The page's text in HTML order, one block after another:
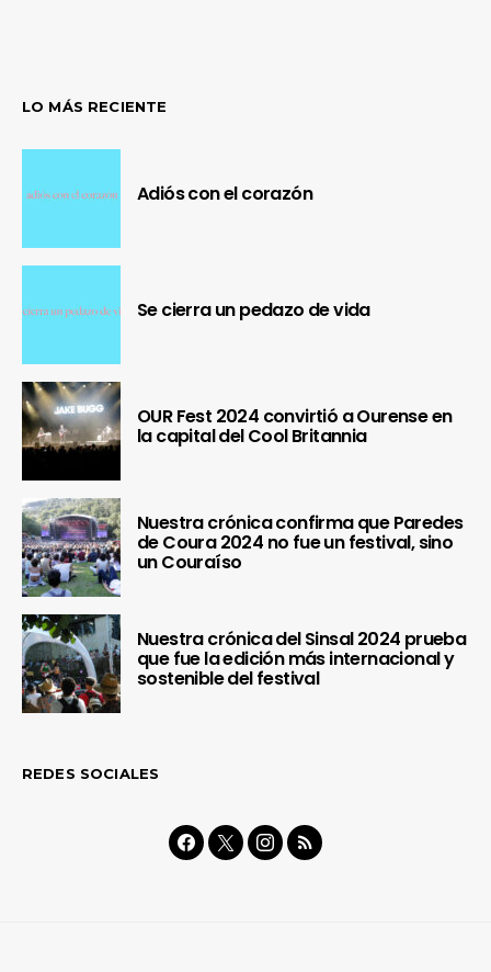
LO MÁS RECIENTE
Adiós con el corazón
Se cierra un pedazo de vida
OUR Fest 2024 convirtió a Ourense en
la capital del Cool Britannia
Nuestra crónica confirma que Paredes
de Coura 2024 no fue un festival, sino
un Couraíso
Nuestra crónica del Sinsal 2024 prueba
que fue la edición más internacional y
sostenible del festival
REDES SOCIALES